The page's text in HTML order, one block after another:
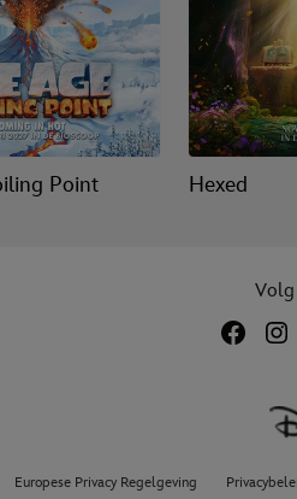
Point Hexed
Volg
Europese Privacy Regelgeving